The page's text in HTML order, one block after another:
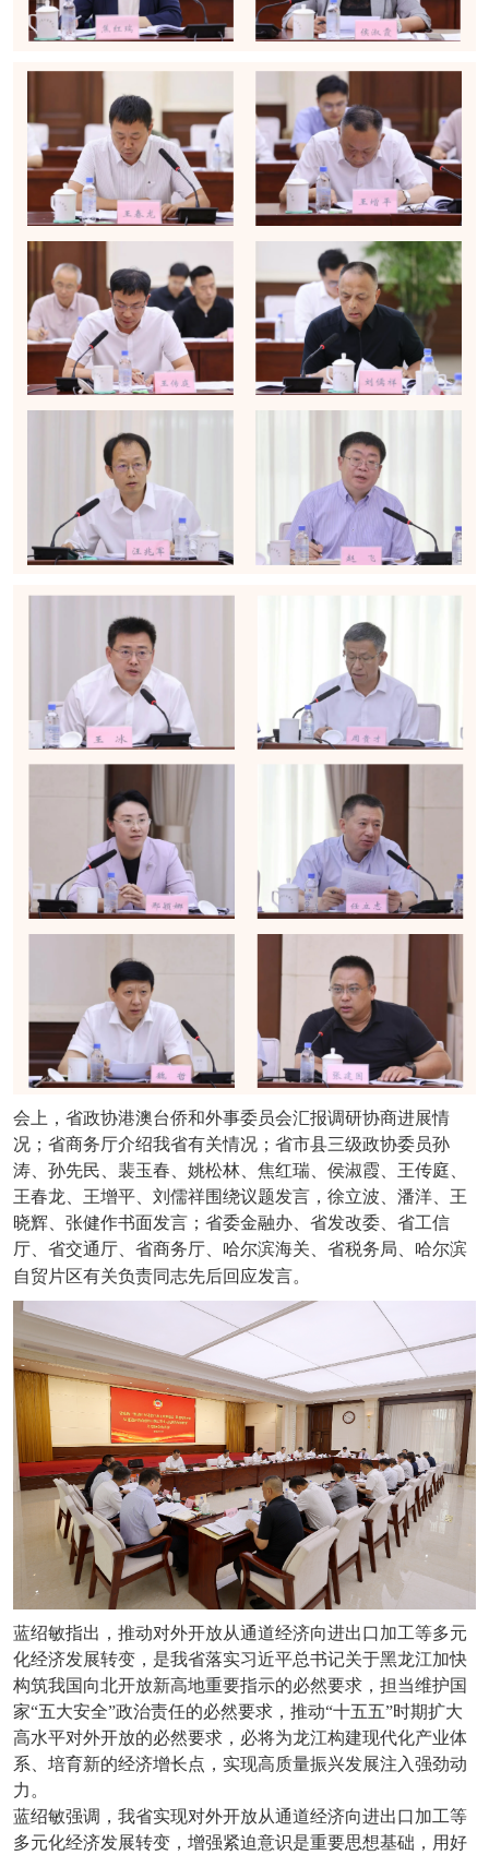
会上，省政协港澳台侨和外事委员会汇报调研协商进展情
况；省商务厅介绍我省有关情况；省市县三级政协委员孙
涛、孙先民、裴玉春、姚松林、焦红瑞、侯淑霞、王传庭、
王春龙、王增平、刘儒祥围绕议题发言，徐立波、潘洋、王
晓辉、张健作书面发言；省委金融办、省发改委、省工信
厅、省交通厅、省商务厅、哈尔滨海关、省税务局、哈尔滨
自贸片区有关负责同志先后回应发言。
蓝绍敏指出，推动对外开放从通道经济向进出口加工等多元
化经济发展转变，是我省落实习近平总书记关于黑龙江加快
构筑我国向北开放新高地重要指示的必然要求，担当维护国
家“五大安全”政治责任的必然要求，推动“十五五”时期扩大
高水平对外开放的必然要求，必将为龙江构建现代化产业体
系、培育新的经济增长点，实现高质量振兴发展注入强劲动
力。
蓝绍敏强调，我省实现对外开放从通道经济向进出口加工等
多元化经济发展转变，增强紧迫意识是重要思想基础，用好